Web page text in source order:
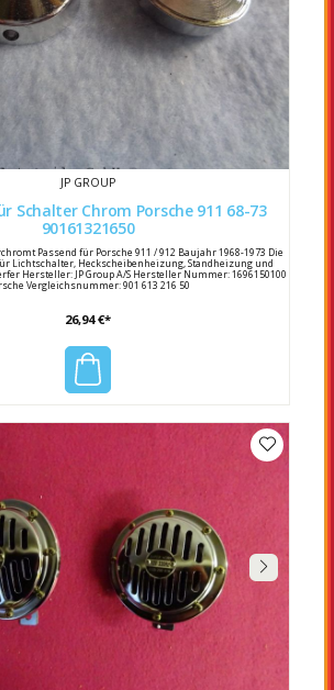
JP GROUP
90161321650
Passend für Porsche 911 / 912 Baujahr 1968-1973 Die
Lichtschalter, Heckscheibenheizung, Standheizung und
Hersteller: JP Group A/S Hersteller Nummer: 1696150100
Vergleichsnummer: 901 613 216 50
26,94 €*